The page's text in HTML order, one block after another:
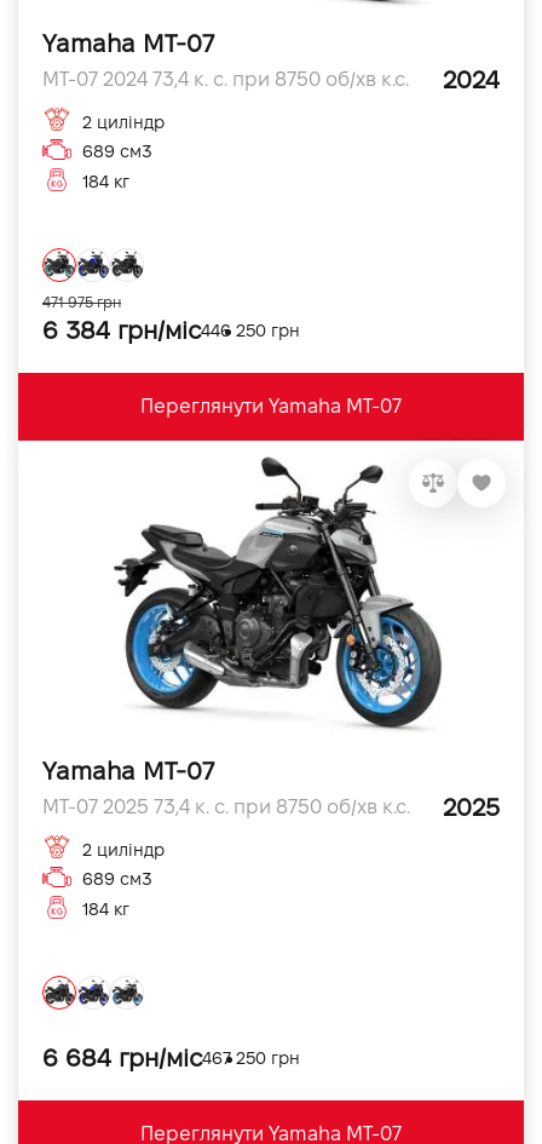
Yamaha MT-07
MT-07 2024 73,4 к. с. при 8750 об/хв к.с. 2024
2 циліндр
689 см3
184 кг
6 384 грн/міс446 250 грн
471 975 грн
Переглянути Yamaha MT-07
Yamaha MT-07
MT-07 2025 73,4 к. с. при 8750 об/хв к.с. 2025
2 циліндр
689 см3
184 кг
6 684 грн/міс467 250 грн
Переглянути Yamaha MT-07